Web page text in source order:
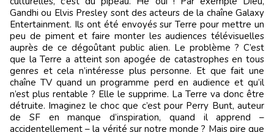
Gandhi ou Elvis Presley sont des acteurs de la chaîne Galaxy
Entertainment. Ils ont été envoyés sur Terre pour mettre un
peu de piment et faire monter les audiences télévisuelles
auprès de ce dégoûtant public alien. Le problème ? C’est
que la Terre a atteint son apogée de catastrophes en tous
genres et cela n’intéresse plus personne. Et que fait une
chaîne TV quand un programme perd en audience et qu’il
n’est plus rentable ? Elle le supprime. La Terre va donc être
détruite. Imaginez le choc que c’est pour Perry Bunt, auteur
de SF en manque d’inspiration, quand il apprend –
accidentellement – la vérité sur notre monde ? Mais pire que